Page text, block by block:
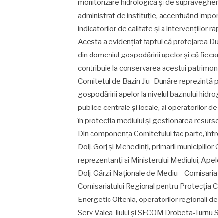
monitorizare hidrologică și de
administrat de instituție, accentuând
indicatorilor de calitate și a intervențiilor
Acesta a evidențiat faptul că protejarea
din domeniul gospodăririi apelor și că
contribuie la conservarea acestui
Comitetul de Bazin Jiu–Dunăre reprezintă
gospodăririi apelor la nivelul bazinului
publice centrale și locale, ai operatorilor
în protecția mediului și gestionarea
Din componența Comitetului fac parte,
Dolj, Gorj și Mehedinți, primarii municipiilor
reprezentanți ai Ministerului Mediului,
Dolj, Gărzii Naționale de Mediu –
Comisariatului Regional pentru Protecția
Energetic Oltenia, operatorilor regionali
Serv Valea Jiului și SECOM Drobeta-